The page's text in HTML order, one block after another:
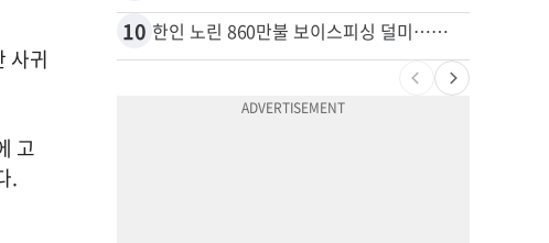
사귀
고
.
10 한인 노린 860만불 보이스피싱 덜미…영사관·한국 검찰 사칭